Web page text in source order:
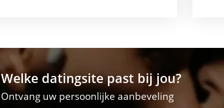
Welke datingsite past bij jou?
Ontvang uw persoonlijke aanbeveling